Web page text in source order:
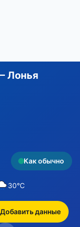
Лонья
Как обычно
30°C
Добавить данные